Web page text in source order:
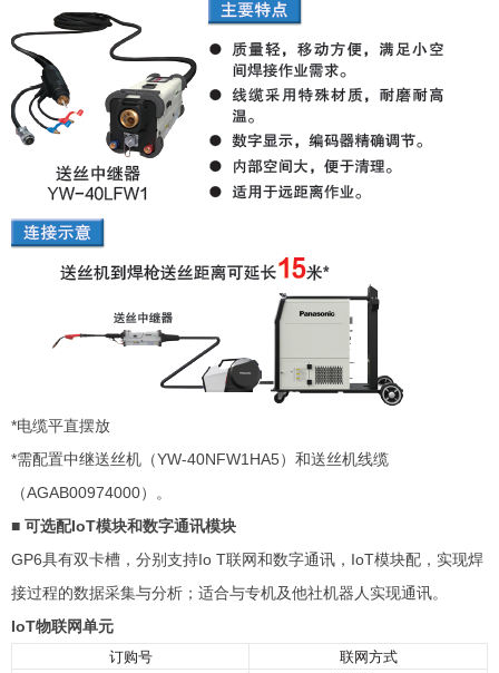
*电缆平直摆放
*需配置中继送丝机（YW-40NFW1HA5）和送丝机线缆
（AGAB00974000）。
■ 可选配IoT模块和数字通讯模块
GP6具有双卡槽，分别支持Io T联网和数字通讯，IoT模块配，实现焊
接过程的数据采集与分析；适合与专机及他社机器人实现通讯。
IoT物联网单元
订购号
联网方式